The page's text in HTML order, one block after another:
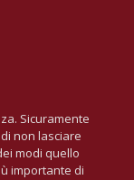
Sicuramente
non lasciare
modi quello
importante di